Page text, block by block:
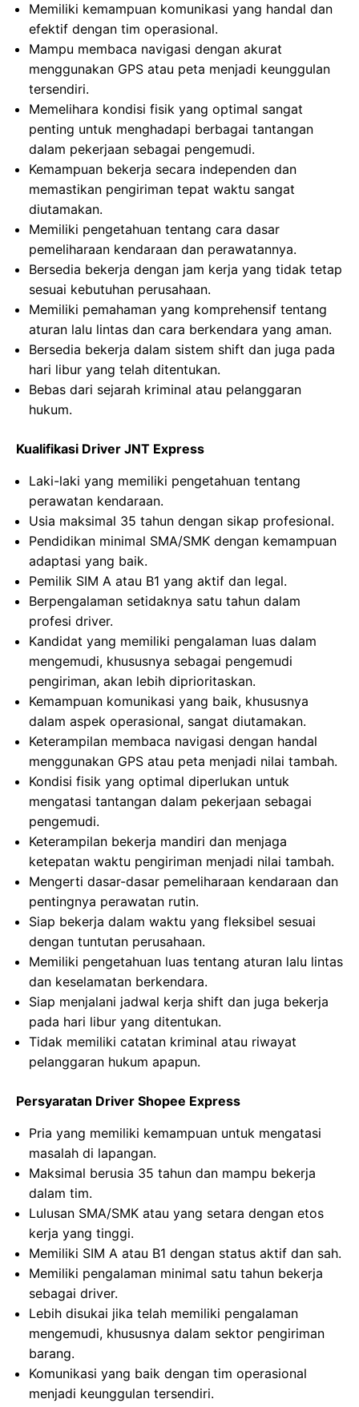
Memiliki kemampuan komunikasi yang handal dan
efektif dengan tim operasional.
Mampu membaca navigasi dengan akurat
menggunakan GPS atau peta menjadi keunggulan
tersendiri.
Memelihara kondisi fisik yang optimal sangat
penting untuk menghadapi berbagai tantangan
dalam pekerjaan sebagai pengemudi.
Kemampuan bekerja secara independen dan
memastikan pengiriman tepat waktu sangat
diutamakan.
Memiliki pengetahuan tentang cara dasar
pemeliharaan kendaraan dan perawatannya.
Bersedia bekerja dengan jam kerja yang tidak tetap
sesuai kebutuhan perusahaan.
Memiliki pemahaman yang komprehensif tentang
aturan lalu lintas dan cara berkendara yang aman.
Bersedia bekerja dalam sistem shift dan juga pada
hari libur yang telah ditentukan.
Bebas dari sejarah kriminal atau pelanggaran
hukum.
Kualifikasi Driver JNT Express
Laki-laki yang memiliki pengetahuan tentang
perawatan kendaraan.
Usia maksimal 35 tahun dengan sikap profesional.
Pendidikan minimal SMA/SMK dengan kemampuan
adaptasi yang baik.
Pemilik SIM A atau B1 yang aktif dan legal.
Berpengalaman setidaknya satu tahun dalam
profesi driver.
Kandidat yang memiliki pengalaman luas dalam
mengemudi, khususnya sebagai pengemudi
pengiriman, akan lebih diprioritaskan.
Kemampuan komunikasi yang baik, khususnya
dalam aspek operasional, sangat diutamakan.
Keterampilan membaca navigasi dengan handal
menggunakan GPS atau peta menjadi nilai tambah.
Kondisi fisik yang optimal diperlukan untuk
mengatasi tantangan dalam pekerjaan sebagai
pengemudi.
Keterampilan bekerja mandiri dan menjaga
ketepatan waktu pengiriman menjadi nilai tambah.
Mengerti dasar-dasar pemeliharaan kendaraan dan
pentingnya perawatan rutin.
Siap bekerja dalam waktu yang fleksibel sesuai
dengan tuntutan perusahaan.
Memiliki pengetahuan luas tentang aturan lalu lintas
dan keselamatan berkendara.
Siap menjalani jadwal kerja shift dan juga bekerja
pada hari libur yang ditentukan.
Tidak memiliki catatan kriminal atau riwayat
pelanggaran hukum apapun.
Persyaratan Driver Shopee Express
Pria yang memiliki kemampuan untuk mengatasi
masalah di lapangan.
Maksimal berusia 35 tahun dan mampu bekerja
dalam tim.
Lulusan SMA/SMK atau yang setara dengan etos
kerja yang tinggi.
Memiliki SIM A atau B1 dengan status aktif dan sah.
Memiliki pengalaman minimal satu tahun bekerja
sebagai driver.
Lebih disukai jika telah memiliki pengalaman
mengemudi, khususnya dalam sektor pengiriman
barang.
Komunikasi yang baik dengan tim operasional
menjadi keunggulan tersendiri.